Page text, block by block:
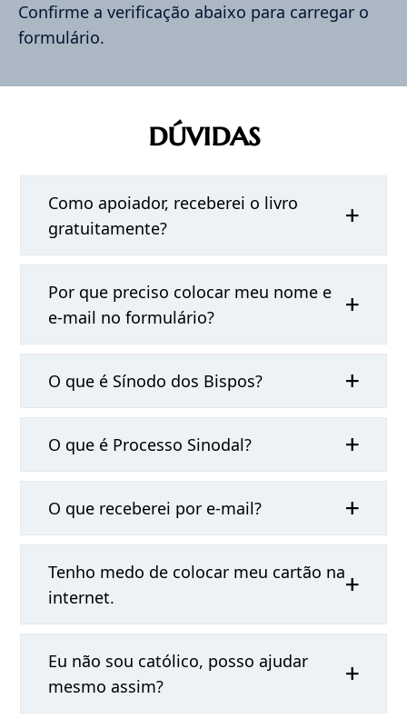
Confirme a verificação abaixo para carregar o
formulário.
dúvidas
Como apoiador, receberei o livro
gratuitamente?
Por que preciso colocar meu nome e
e-mail no formulário?
O que é Sínodo dos Bispos?
O que é Processo Sinodal?
O que receberei por e-mail?
Tenho medo de colocar meu cartão na
internet.
Eu não sou católico, posso ajudar
mesmo assim?